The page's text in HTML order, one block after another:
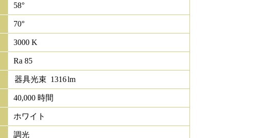
58°
70°
3000 K
Ra 85
器具光束 1316lm
40,000 時間
ホワイト
調光